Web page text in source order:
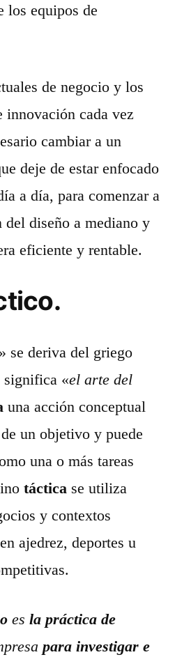
los equipos de
de negocio y los
innovación cada vez
cambiar a un
deje de estar enfocado
a día, para comenzar a
del diseño a mediano y
eficiente y rentable.
» se deriva del griego
significa «el arte del
una acción conceptual
un objetivo y puede
una o más tareas
táctica se utiliza
y contextos
ajedrez, deportes u
es la práctica de
para investigar e